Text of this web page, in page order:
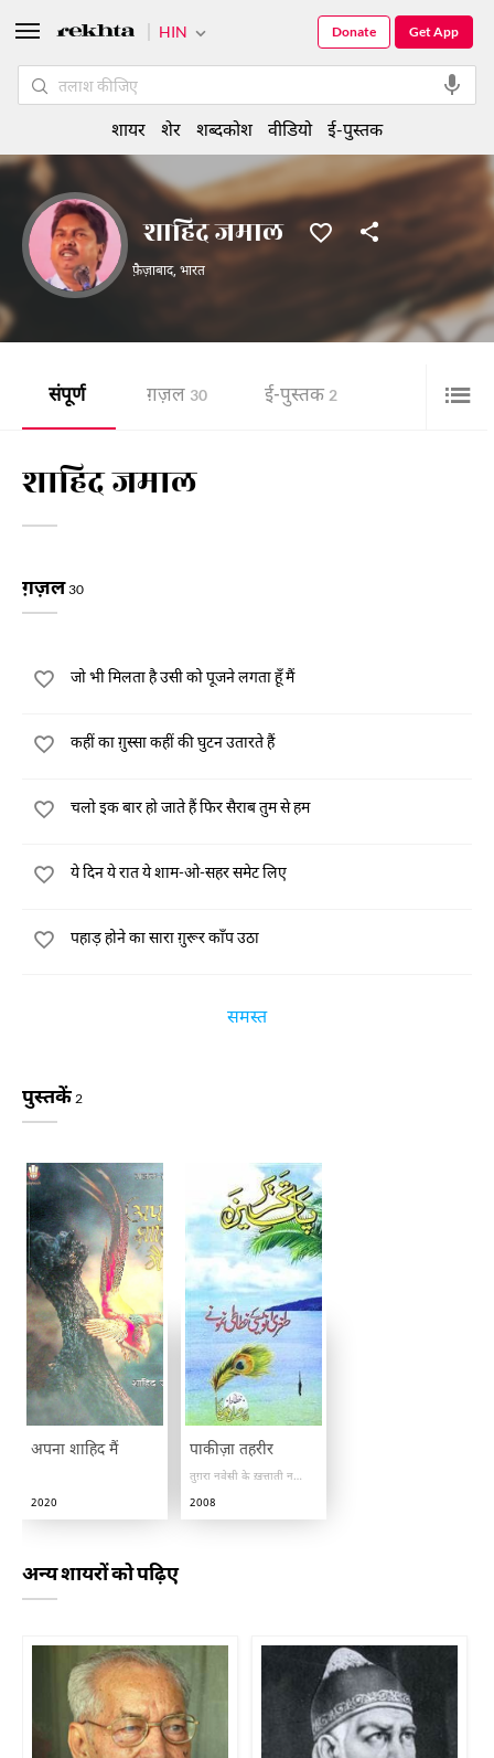
शाहिद जमाल
फ़ैज़ाबाद, भारत
संपूर्ण ग़ज़ल 30 ई-पुस्तक 2
शाहिद जमाल
ग़ज़ल30
जो भी मिलता है उसी को पूजने लगता हूँ मैं
कहीं का ग़ुस्सा कहीं की घुटन उतारते हैं
चलो इक बार हो जाते हैं फिर सैराब तुम से हम
ये दिन ये रात ये शाम-ओ-सहर समेट लिए
पहाड़ होने का सारा ग़ुरूर काँप उठा
समस्त
पुस्तकें 2
अपना शाहिद मैं
2020
पाकीज़ा तहरीर
तुग़रा नवेसी के ख़त्ताती नमूने
2008
अन्य शायरों को पढ़िए
HIN Get App
Donate
शायर शेर शब्दकोश वीडियो ई-पुस्तक